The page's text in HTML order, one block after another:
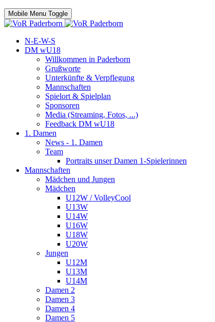
Mobile Menu Toggle
N-E-W-S
DM wU18
Willkommen in Paderborn
Grußworte
Unterkünfte & Verpflegung
Mannschaften
Spielort & Spielplan
Sponsoren
Media (Streaming, Fotos, ...)
Feedback DM wU18
1. Damen
News - 1. Damen
Team
Portraits unser Damen 1-Spielerinnen
Mannschaften
Mädchen und Jungen
Mädchen
U12W / VolleyCool
U13W
U14W
U16W
U18W
U20W
Jungen
U12M
U13M
U14M
Damen 2
Damen 3
Damen 4
Damen 5